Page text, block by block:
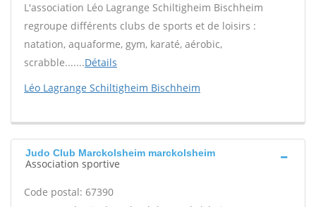
L'association Léo Lagrange Schiltigheim Bischheim
regroupe différents clubs de sports et de loisirs :
natation, aquaforme, gym, karaté, aérobic,
scrabble.......Détails
Léo Lagrange Schiltigheim Bischheim
Judo Club Marckolsheim marckolsheim
Association sportive
Code postal: 67390